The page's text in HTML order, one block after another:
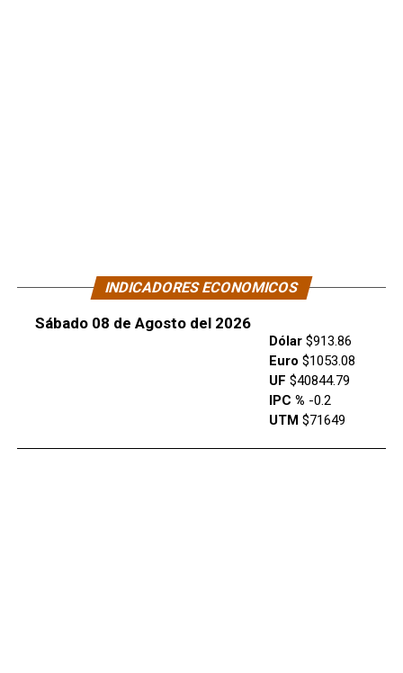
INDICADORES ECONOMICOS
Sábado 08 de Agosto del 2026
Dólar$913.86
Euro $1053.08
UF $40844.79
IPC % -0.2
UTM$71649